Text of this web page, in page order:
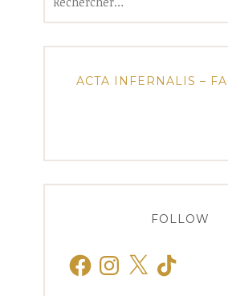
ACTA INFERNALIS –
FOLLOW
FacebookInstagram
X TikTok